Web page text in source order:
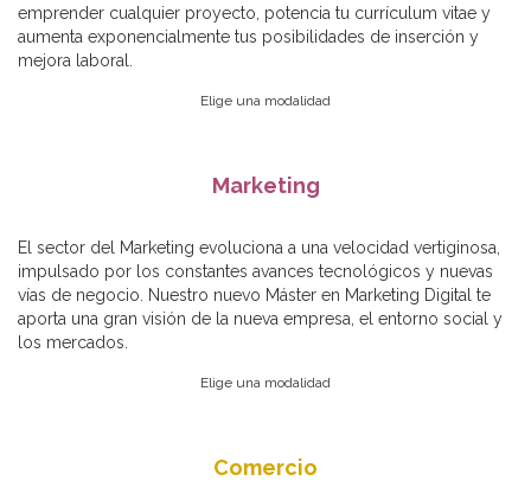
emprender cualquier proyecto, potencia tu currículum vitae y
aumenta exponencialmente tus posibilidades de inserción y
mejora laboral.
Elige una modalidad
Marketing
El sector del Marketing evoluciona a una velocidad vertiginosa,
impulsado por los constantes avances tecnológicos y nuevas
vías de negocio. Nuestro nuevo Máster en Marketing Digital te
aporta una gran visión de la nueva empresa, el entorno social y
los mercados.
Elige una modalidad
Comercio